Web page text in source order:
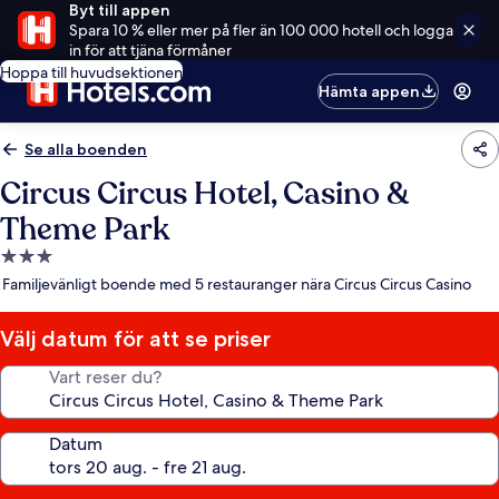
Byt till appen
Spara 10 % eller mer på fler än 100 000 hotell och logga
in för att tjäna förmåner
Hoppa till huvudsektionen
Hämta appen
Se alla boenden
Circus Circus Hotel, Casino &
Theme Park
3.0-
stjärnigt
Familjevänligt boende med 5 restauranger nära Circus Circus Casino
Välj datum för att se priser
Vart reser du?
Datum